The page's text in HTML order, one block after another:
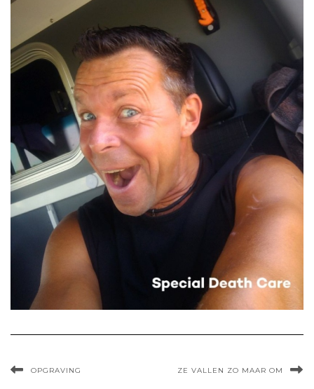
OPGRAVING ZE VALLEN ZO MAAR OM